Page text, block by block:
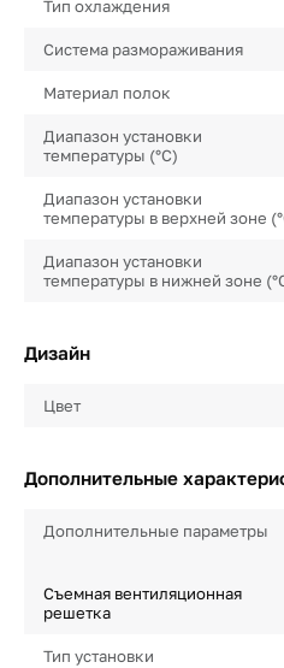
Тип охлаждения
Система размораживания
Материал полок
Диапазон установки
температуры (°C)
Диапазон установки
температуры в верхней зоне
Диапазон установки
температуры в нижней зоне
Дизайн
Цвет
Дополнительные
Дополнительные параметры
Съемная вентиляционная
решетка
Тип установки